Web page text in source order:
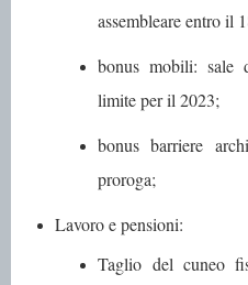
assembleare entro il
bonus mobili: sale
limite per il 2023;
bonus barriere
proroga;
Lavoro e pensioni:
Taglio del cuneo